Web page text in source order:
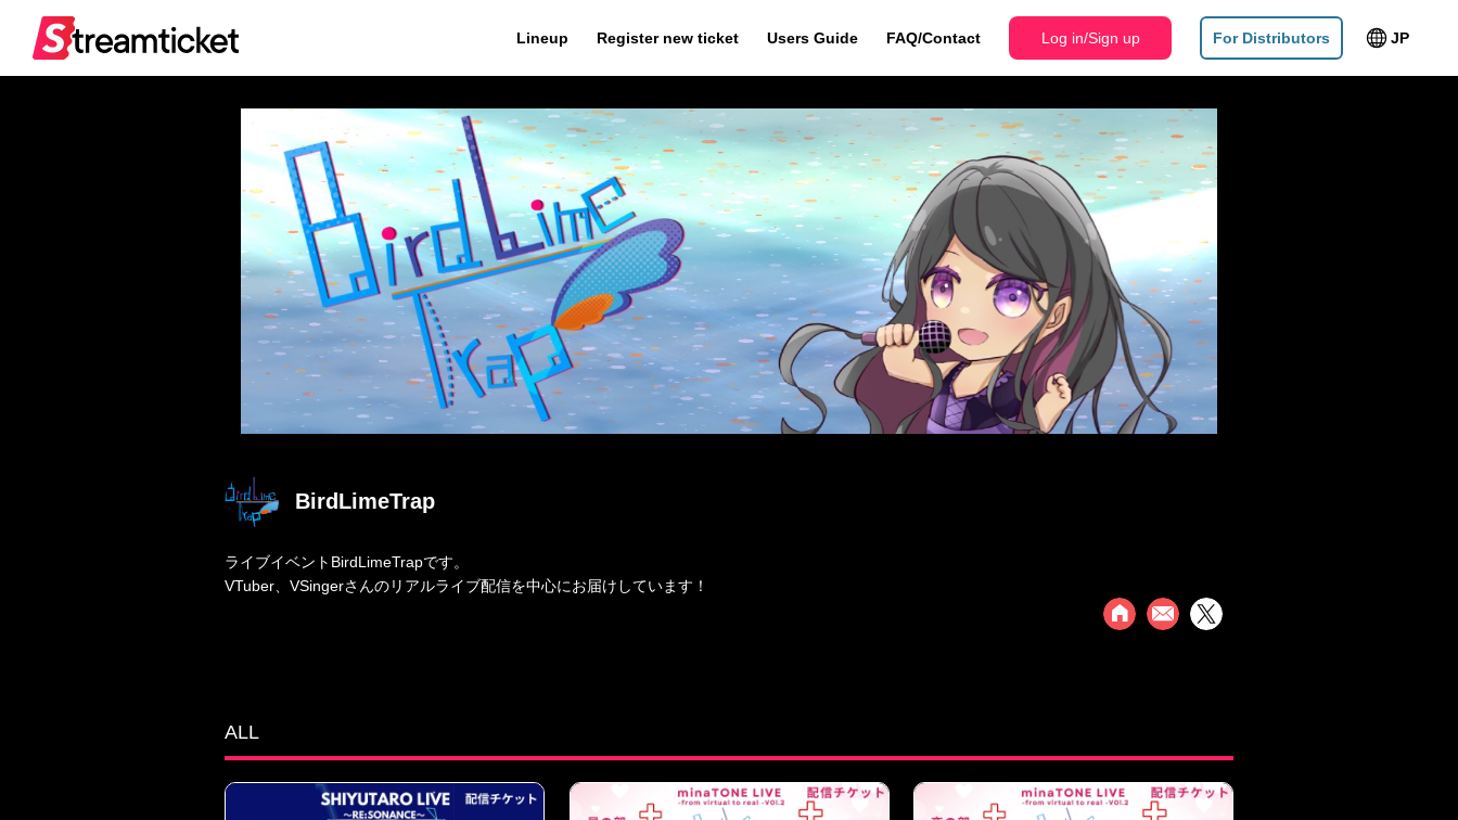
Lineup Register new ticket Users Guide FAQ/Contact Log in/Sign up For Distributors JP
Log in/Sign up
BirdLimeTrap
ライブイベントBirdLimeTrapです。
VTuber、VSingerさんのリアルライブ配信を中心にお届けしています！
ALL